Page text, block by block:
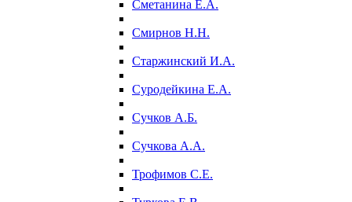
Сметанина Е.А.
Смирнов Н.Н.
Старжинский И.А.
Суродейкина Е.А.
Сучков А.Б.
Сучкова А.А.
Трофимов С.Е.